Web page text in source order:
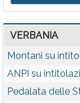
VERBANIA
Montani su
ANPI su
Pedalata delle